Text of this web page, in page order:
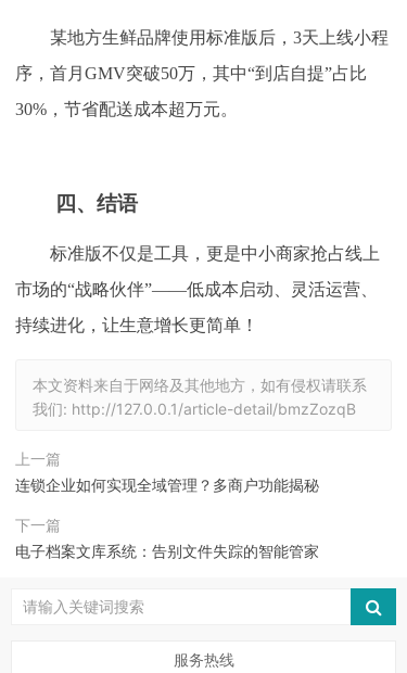
某地方生鲜品牌使用标准版后，3天上线小程
序，首月GMV突破50万，其中“到店自提”占比
30%，节省配送成本超万元。
四、结语
标准版不仅是工具，更是中小商家抢占线上
市场的“战略伙伴”——低成本启动、灵活运营、
持续进化，让生意增长更简单！
本文资料来自于网络及其他地方，如有侵权请联系
我们: http://127.0.0.1/article-detail/bmzZozqB
上一篇
连锁企业如何实现全域管理？多商户功能揭秘
下一篇
电子档案文库系统：告别文件失踪的智能管家
服务热线